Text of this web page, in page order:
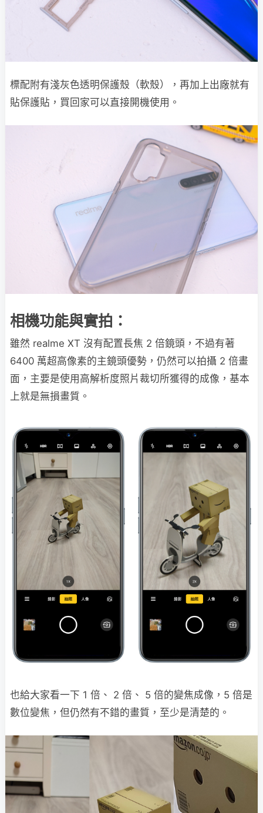
標配附有淺灰色透明保護殼（軟殼），再加上出廠就有
貼保護貼，買回家可以直接開機使用。
相機功能與實拍：
雖然 realme XT 沒有配置長焦 2 倍鏡頭，不過有著
6400 萬超高像素的主鏡頭優勢，仍然可以拍攝 2 倍畫
面，主要是使用高解析度照片裁切所獲得的成像，基本
上就是無損畫質。
也給大家看一下 1 倍、 2 倍、 5 倍的變焦成像，5 倍是
數位變焦，但仍然有不錯的畫質，至少是清楚的。